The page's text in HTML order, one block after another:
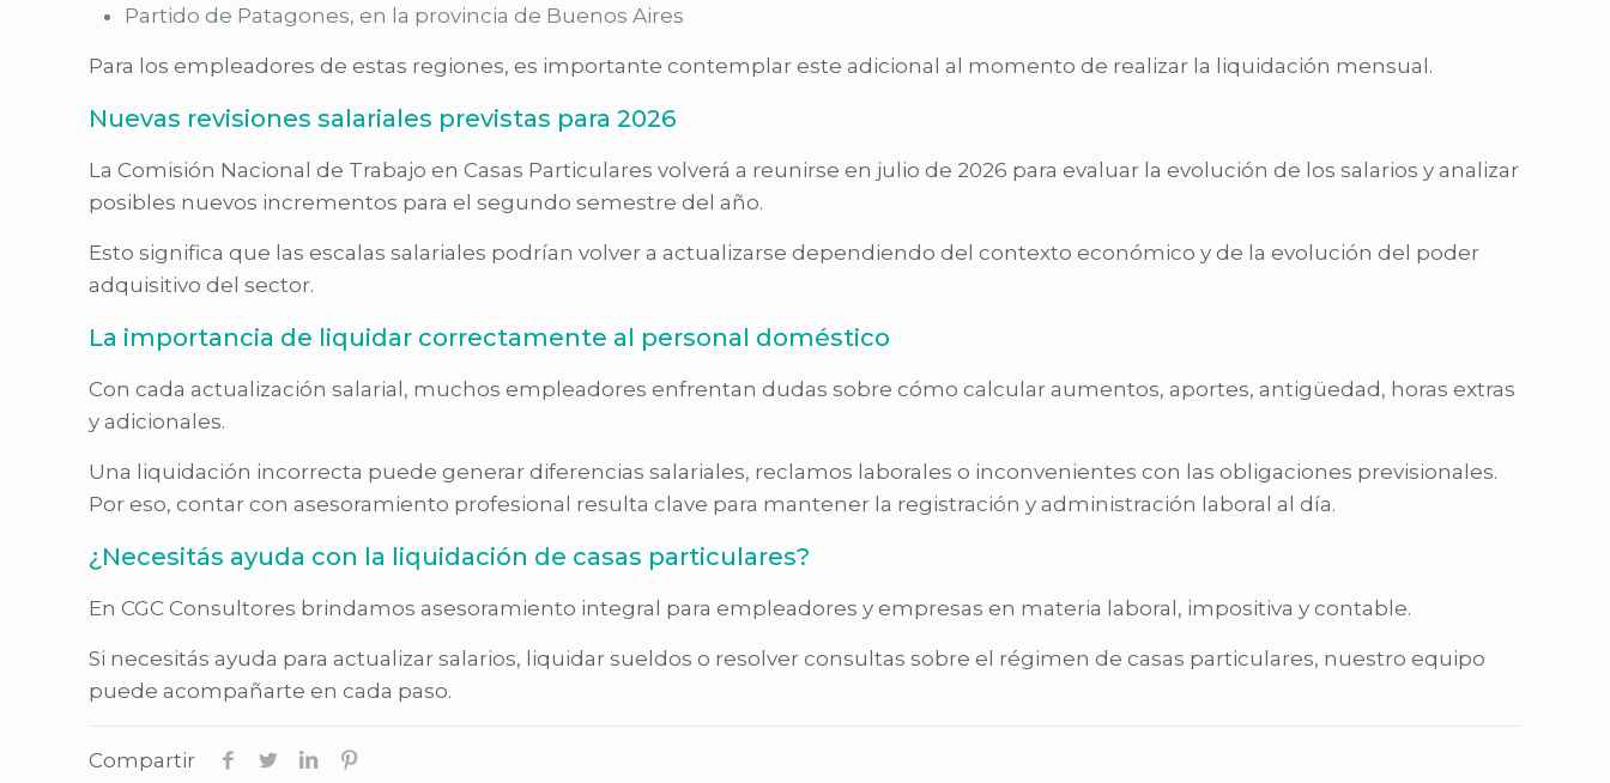
Partido de Patagones, en la provincia de Buenos Aires
Para los empleadores de estas regiones, es importante contemplar este adicional al momento de realizar la liquidación mensual.
Nuevas revisiones salariales previstas para 2026
La Comisión Nacional de Trabajo en Casas Particulares volverá a reunirse en julio de 2026 para evaluar la evolución de los salarios y analizar
posibles nuevos incrementos para el segundo semestre del año.
Esto significa que las escalas salariales podrían volver a actualizarse dependiendo del contexto económico y de la evolución del poder
adquisitivo del sector.
La importancia de liquidar correctamente al personal doméstico
Con cada actualización salarial, muchos empleadores enfrentan dudas sobre cómo calcular aumentos, aportes, antigüedad, horas extras
y adicionales.
Una liquidación incorrecta puede generar diferencias salariales, reclamos laborales o inconvenientes con las obligaciones previsionales.
Por eso, contar con asesoramiento profesional resulta clave para mantener la registración y administración laboral al día.
¿Necesitás ayuda con la liquidación de casas particulares?
En CGC Consultores brindamos asesoramiento integral para empleadores y empresas en materia laboral, impositiva y contable.
Si necesitás ayuda para actualizar salarios, liquidar sueldos o resolver consultas sobre el régimen de casas particulares, nuestro equipo
puede acompañarte en cada paso.
Compartir